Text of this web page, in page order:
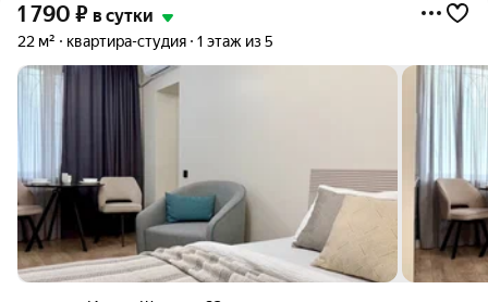
1 790 ₽ в сутки
22 м² квартира-студия 1 этаж из 5